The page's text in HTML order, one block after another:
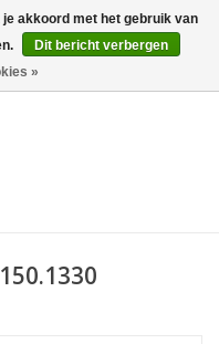
0 Artikelen - €0,00
akkoord met het gebruik van
Dit bericht verbergen
»